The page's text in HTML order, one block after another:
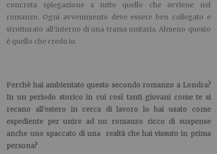
concreta spiegazione a tutto quello che avviene nel
romanzo. Ogni avvenimento deve essere ben collegato e
strutturato all’interno di una trama unitaria. Almeno questo
è quello che credo io.
Perchè hai ambientato questo secondo romanzo a Londra?
In un periodo storico in cui così tanti giovani come te si
recano all’estero in cerca di lavoro lo hai usato come
espediente per unire ad un romanzo ricco di suspense
anche uno spaccato di una realtà che hai vissuto in prima
persona?